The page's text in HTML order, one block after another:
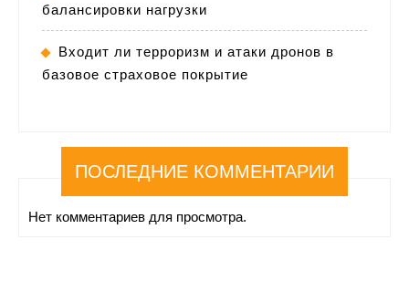
балансировки нагрузки
Входит ли терроризм и атаки дронов в
базовое страховое покрытие
ПОСЛЕДНИЕ КОММЕНТАРИИ
Нет комментариев для просмотра.